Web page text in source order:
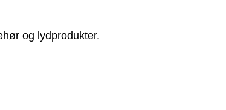
og lydprodukter.